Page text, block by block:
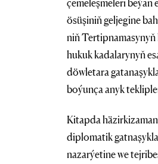
çemeleşmeleri beýan
ösüşiniň geljegine
niň Tertipnamasynyň
hukuk kadalarynyň
döwletara
boýunça anyk
Kitapda
diplomatik
nazarýetine we